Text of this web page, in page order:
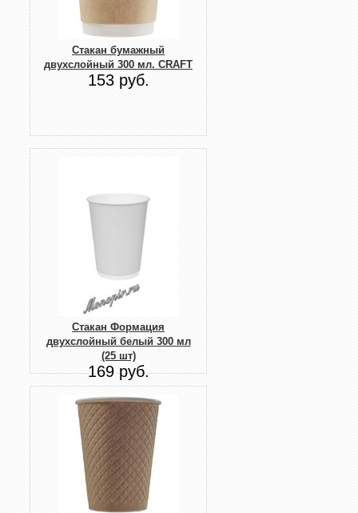
Стакан бумажный
двухслойный 300 мл. CRAFT
153 руб.
Стакан Формация
двухслойный белый 300 мл
(25 шт)
169 руб.